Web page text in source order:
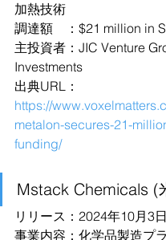
加熱技術
調達額　：$21 million in
主投資者：JIC Venture
Investments
出典URL：
https://
metalon-secures-21-
funding/
Mstack Chemicals (
リリース：2024年10月3日
事業内容：化学品製造プ